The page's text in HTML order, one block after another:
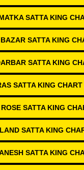
SATTA KING
SATTA KING
SATTA KING
SATTA KING
SATTA KING
SATTA KING
SATTA KING